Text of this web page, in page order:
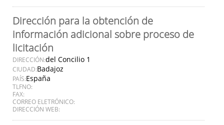
Dirección para la obtención de
información adicional sobre proceso de
licitación
DIRECCIÓN:del Concilio 1
CIUDAD:Badajoz
PAÍS:España
TLFNO:
FAX:
CORREO ELETRÓNICO:
DIRECCIÓN WEB: